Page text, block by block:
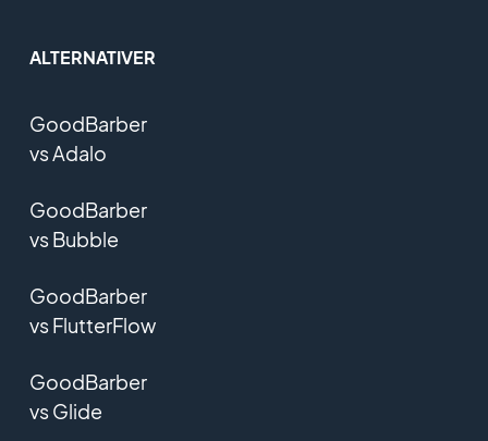
ALTERNATIVER
GoodBarber
vs Adalo
GoodBarber
vs Bubble
GoodBarber
vs FlutterFlow
GoodBarber
vs Glide